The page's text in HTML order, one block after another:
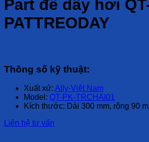
Part để dây hơi
PATTREODAY
Thông số kỹ thuật:
Xuất xứ: Ally-Việt Nam
Model: QT-PK-TRCHAI01
Kích thước: Dài 300 mm, rộng 90
Liên hệ tư vấn